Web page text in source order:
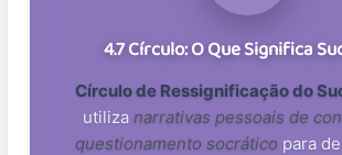
4.7 Círculo: O Que Significa
Círculo de Ressignificação do
utiliza narrativas pessoais de
questionamento socrático para